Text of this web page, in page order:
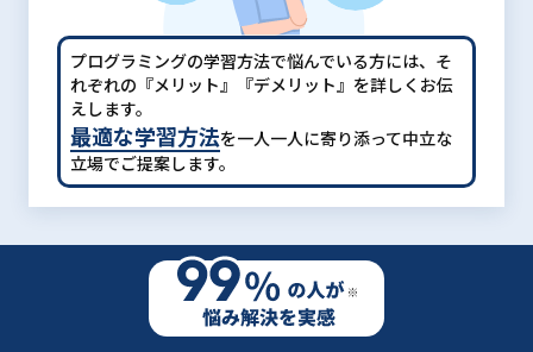
プログラミングの学習方法で悩んでいる方には、 そ
れぞれの『メリット』『デメリット』を詳しくお伝
えします。
最適な学習方法を一人一人に寄り添って中立な
立場でご提案します。